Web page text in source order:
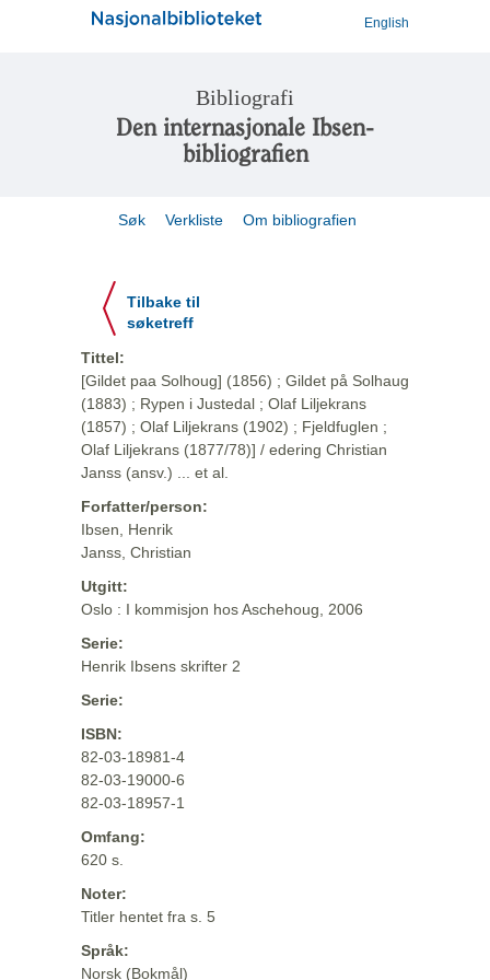
English
Bibliografi
Den internasjonale Ibsen-
bibliografien
Søk Verkliste Om bibliografien
Tilbake til
søketreff
Tittel:
[Gildet paa Solhoug] (1856) ; Gildet på Solhaug
(1883) ; Rypen i Justedal ; Olaf Liljekrans
(1857) ; Olaf Liljekrans (1902) ; Fjeldfuglen ;
Olaf Liljekrans (1877/78)] / edering Christian
Janss (ansv.) ... et al.
Forfatter/person:
Ibsen, Henrik
Janss, Christian
Utgitt:
Oslo : I kommisjon hos Aschehoug, 2006
Serie:
Henrik Ibsens skrifter 2
Serie:
ISBN:
82-03-18981-4
82-03-19000-6
82-03-18957-1
Omfang:
620 s.
Noter:
Titler hentet fra s. 5
Språk:
Norsk (Bokmål)